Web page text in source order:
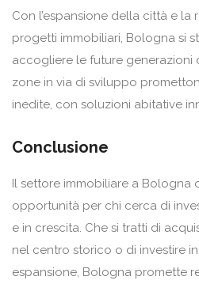
Con l’espansione della città e la
progetti immobiliari, Bologna si
accogliere le future generazioni
zone in via di sviluppo
inedite, con soluzioni abitative
Conclusione
Il settore immobiliare a Bologna
opportunità per chi cerca di
e in crescita. Che si tratti di
nel centro storico o di investire
espansione, Bologna promette